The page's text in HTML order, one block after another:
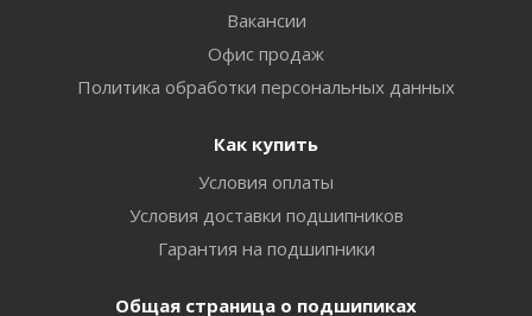
Вакансии
Офис продаж
Политика обработки персональных данных
Как купить
Условия оплаты
Условия доставки подшипников
Гарантия на подшипники
Общая страница о подшипиках